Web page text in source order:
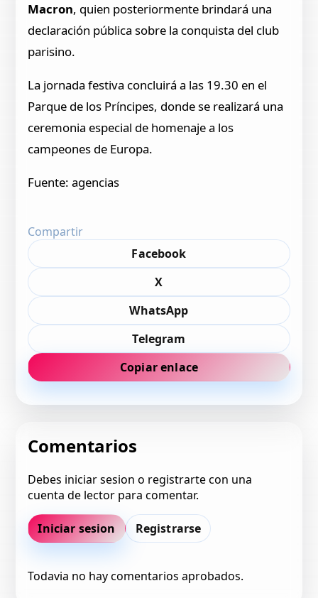
Macron, quien posteriormente brindará una
declaración pública sobre la conquista del club
parisino.
La jornada festiva concluirá a las 19.30 en el
Parque de los Príncipes, donde se realizará una
ceremonia especial de homenaje a los
campeones de Europa.
Fuente: agencias
Compartir
Facebook
X
WhatsApp
Telegram
Copiar enlace
Comentarios
Debes iniciar sesion o registrarte con una
cuenta de lector para comentar.
Iniciar sesion Registrarse
Todavia no hay comentarios aprobados.